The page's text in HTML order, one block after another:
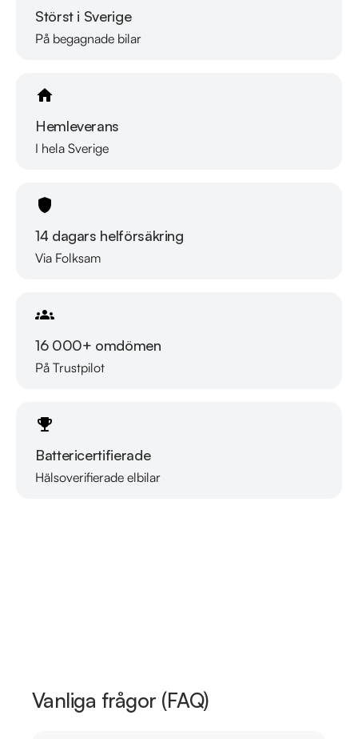
Störst i Sverige
På begagnade bilar
Hemleverans
I hela Sverige
14 dagars helförsäkring
Via Folksam
16 000+ omdömen
På Trustpilot
Battericertifierade
Hälsoverifierade elbilar
Läs mer om oss
Vanliga frågor (FAQ)